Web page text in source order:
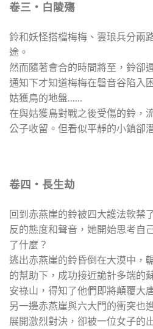
卷三‧白陵殤
鈴和妖怪搭檔梅梅、雲琅兵分兩
途。
然而隨著會合的時間將至，鈴卻
通知下才知道梅梅在磐音谷陷入
姑獲鳥的地盤……
在與姑獲鳥對戰之後受傷的鈴，
公子收留。但看似平靜的小鎮卻
卷四‧長生劫
回到赤燕崖的鈴被四大護法軟禁
反的態度和聲音，她開始思考自
了什麼？
逃出赤燕崖的鈴昏倒在大漠中，
的幫助下，成功接近詭計多端的
安祿山，得知了他們即將顛覆大
另一邊赤燕崖與六大門的衝突也
展開激烈對決，卻被一位女子的